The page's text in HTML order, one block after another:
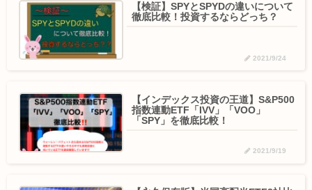
【検証】SPYとSPYDの違いについて
徹底比較！投資するならどっち？
2021/9/24
【インデックス投資の王道】S&P500
指数連動ETF「IVV」「VOO」
「SPY」を徹底比較！
2021/9/19